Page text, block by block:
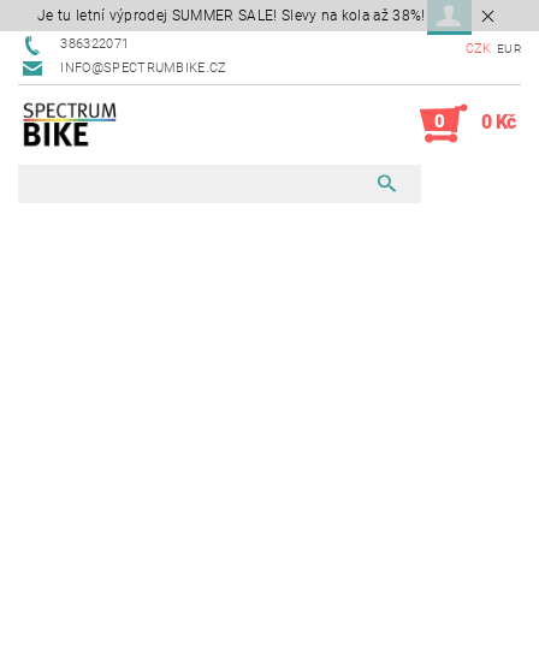
Je tu letní výprodej SUMMER SALE! Slevy na kola až 38%!
386322071
INFO@SPECTRUMBIKE.CZ
CZK EUR
0 0 Kč